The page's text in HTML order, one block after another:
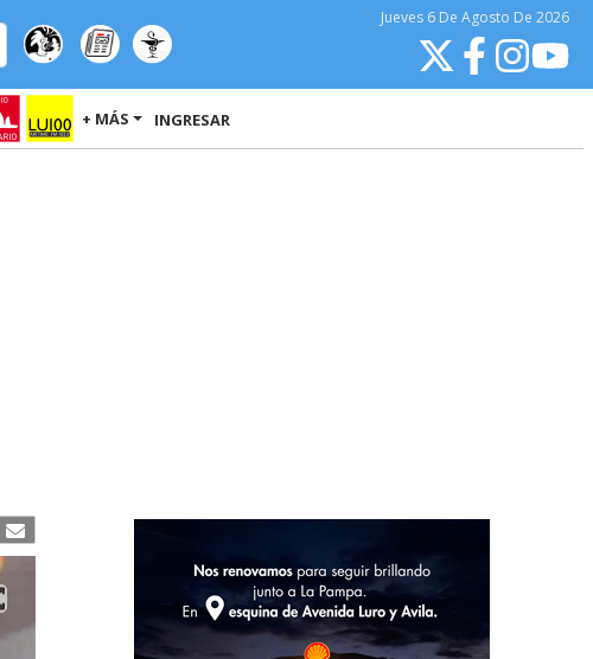
Jueves 6 De Agosto De 2026
+ MÁS INGRESAR